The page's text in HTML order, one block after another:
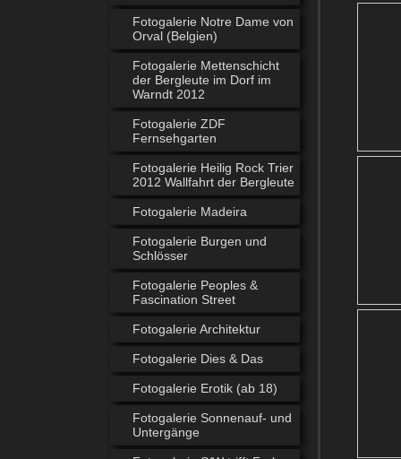
Fotogalerie Notre Dame von
Orval (Belgien)
Fotogalerie Mettenschicht
der Bergleute im Dorf im
Warndt 2012
Fotogalerie ZDF
Fernsehgarten
Fotogalerie Heilig Rock Trier
2012 Wallfahrt der Bergleute
Fotogalerie Madeira
Fotogalerie Burgen und
Schlösser
Fotogalerie Peoples &
Fascination Street
Fotogalerie Architektur
Fotogalerie Dies & Das
Fotogalerie Erotik (ab 18)
Fotogalerie Sonnenauf- und
Untergänge